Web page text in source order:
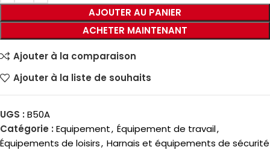
AJOUTER AU PANIER
ACHETER MAINTENANT
Ajouter à la comparaison
Ajouter à la liste de souhaits
UGS : B50A
Catégorie : Equipement, Équipement de travail,
Équipements de loisirs, Harnais et équipements de sécurité